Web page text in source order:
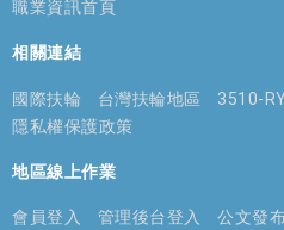
職業資訊首頁
相關連結
國際扶輪 台灣扶輪地區 3510-
隱私權保護政策
地區線上作業
會員登入 管理後台登入 公文發